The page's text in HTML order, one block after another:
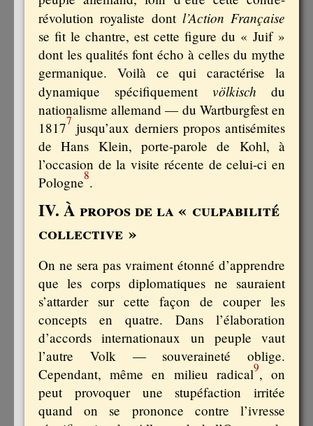
révolution royaliste dont l’Action Française
se fit le chantre, est cette figure du « Juif »
dont les qualités font écho à celles du mythe
germanique. Voilà ce qui caractérise la
dynamique spécifiquement völkisch du
nationalisme allemand — du Wartburgfest en
18177 jusqu’aux derniers propos antisémites
de Hans Klein, porte-parole de Kohl, à
l’occasion de la visite récente de celui-ci en
Pologne8.
IV. À propos de la « culpabilité
collective »
On ne sera pas vraiment étonné d’apprendre
que les corps diplomatiques ne sauraient
s’attarder sur cette façon de couper les
concepts en quatre. Dans l’élaboration
d’accords internationaux un peuple vaut
l’autre Volk — souveraineté oblige.
Cependant, même en milieu radical9, on
peut provoquer une stupéfaction irritée
quand on se prononce contre l’ivresse